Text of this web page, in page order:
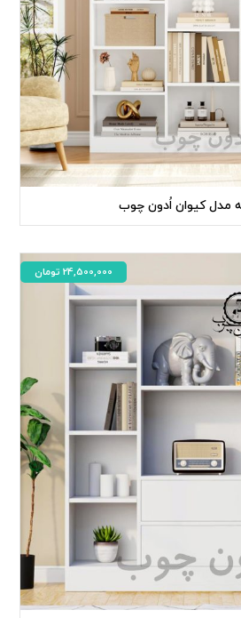
مدل کیوان اُدون چوب
24,500,000 تومان